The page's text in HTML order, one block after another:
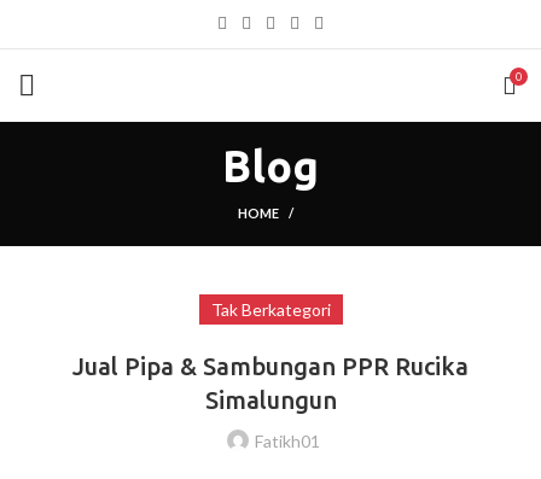
0
Blog
HOME
Tak Berkategori
Jual Pipa & Sambungan PPR Rucika
Simalungun
Fatikh01